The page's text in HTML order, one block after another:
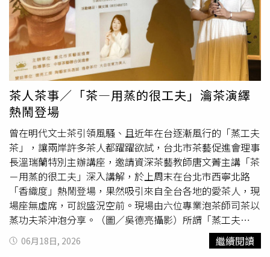
和，在這麼多優秀的作品裡面被看到已經很快開心了。」問
及公布結果時會不會有表情管理？他們笑說：「我們好像是
走面癱路線，還是沒得的話要做一些反派的表情嗎？」至於
會不會帶幸運物？前源透露這次的衣服很難帶東西在身上，
不過他認為衣服就是幸運的表徵，「也不是刻意的，就是某
種直覺，試穿了兩三套，一穿起來就決定要這一套。」惠婷
則說她試到某一件衣服時，全身雞皮疙瘩都起來，不過她最
終沒有選擇那一套，「最後還是以我的
我們美學的那一套。」
茶人茶事／「茶—用蒸的很工夫」瀹茶演繹
熱鬧登場
曾在明代文士茶引領風騷、且近年在台逐漸風行的「蒸工夫
茶」，讓兩岸許多茶人都躍躍欲試，台北市茶藝促進會理事
長溫瑞蘭特別主辦講座，邀請資深茶藝教師唐文菁主講「茶
－用蒸的很工夫」深入講解，於上周末在台北市西寧北路
「香織度」熱鬧登場，果然吸引來自全台各地的愛茶人，現
場座無虛席，可說盛況空前。現場由六位專業泡茶師司茶以
蒸功夫茶沖泡分享。（圖／吳德亮攝影）所謂「蒸工夫
茶」，一切都要從明代說起：明太祖朱元璋有感於唐宋「煮
茶法」或「點茶法」所用團餅過於勞民傷財，於洪武24年下
06月18日, 2026 繼續閱讀